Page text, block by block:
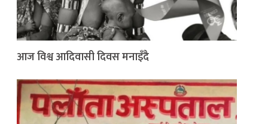
आज विश्व आदिवासी दिवस मनाइँदै